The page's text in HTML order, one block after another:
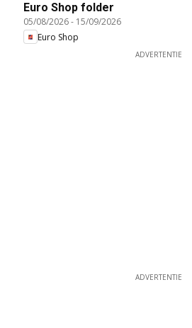
Euro Shop folder
05/08/2026- 15/09/2026
Euro Shop
ADVERTENTIE
ADVERTENTIE